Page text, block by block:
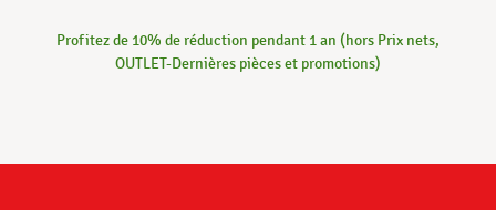
Profitez de 10% de réduction pendant 1 an (hors Prix nets,
OUTLET-Dernières pièces et promotions)